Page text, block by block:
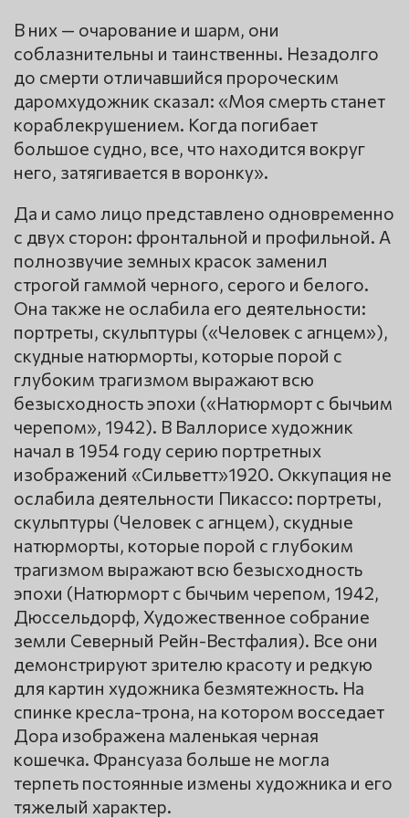
В них — очарование и шарм, они
соблазнительны и таинственны. Незадолго
до смерти отличавшийся пророческим
даромхудожник сказал: «Моя смерть станет
кораблекрушением. Когда погибает
большое судно, все, что находится вокруг
него, затягивается в воронку».
Да и само лицо представлено одновременно
с двух сторон: фронтальной и профильной. А
полнозвучие земных красок заменил
строгой гаммой черного, серого и белого.
Она также не ослабила его деятельности:
портреты, скульптуры («Человек с агнцем»),
скудные натюрморты, которые порой с
глубоким трагизмом выражают всю
безысходность эпохи («Натюрморт с бычьим
черепом», 1942). В Валлорисе художник
начал в 1954 году серию портретных
изображений «Сильветт»1920. Оккупация не
ослабила деятельности Пикассо: портреты,
скульптуры (Человек с агнцем), скудные
натюрморты, которые порой с глубоким
трагизмом выражают всю безысходность
эпохи (Натюрморт с бычьим черепом, 1942,
Дюссельдорф, Художественное собрание
земли Северный Рейн-Вестфалия). Все они
демонстрируют зрителю красоту и редкую
для картин художника безмятежность. На
спинке кресла-трона, на котором восседает
Дора изображена маленькая черная
кошечка. Франсуаза больше не могла
терпеть постоянные измены художника и его
тяжелый характер.